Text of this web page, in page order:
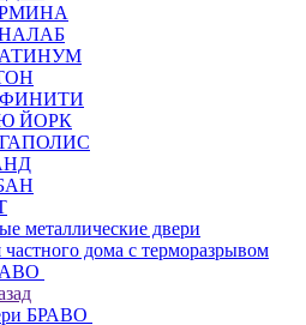
ЙОРК
металлические двери
частного дома с терморазрывом
БРАВО